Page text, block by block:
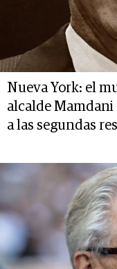
Nueva York: el
alcalde
a las segundas